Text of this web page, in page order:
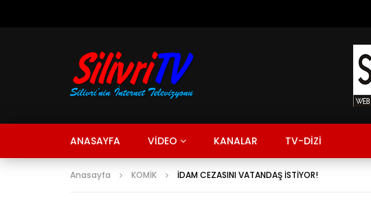
ANASAYFA VİDEO KANALAR TV-DİZİ
Anasayfa KOMİK İDAM CEZASINI VATANDAŞ İSTİYOR!